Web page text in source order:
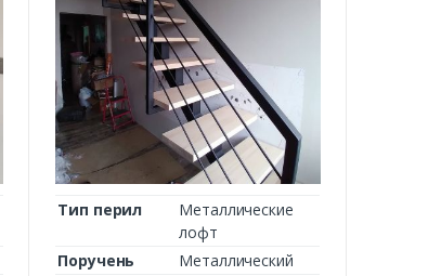
Тип перил
Металлические
лофт
Поручень
Металлический